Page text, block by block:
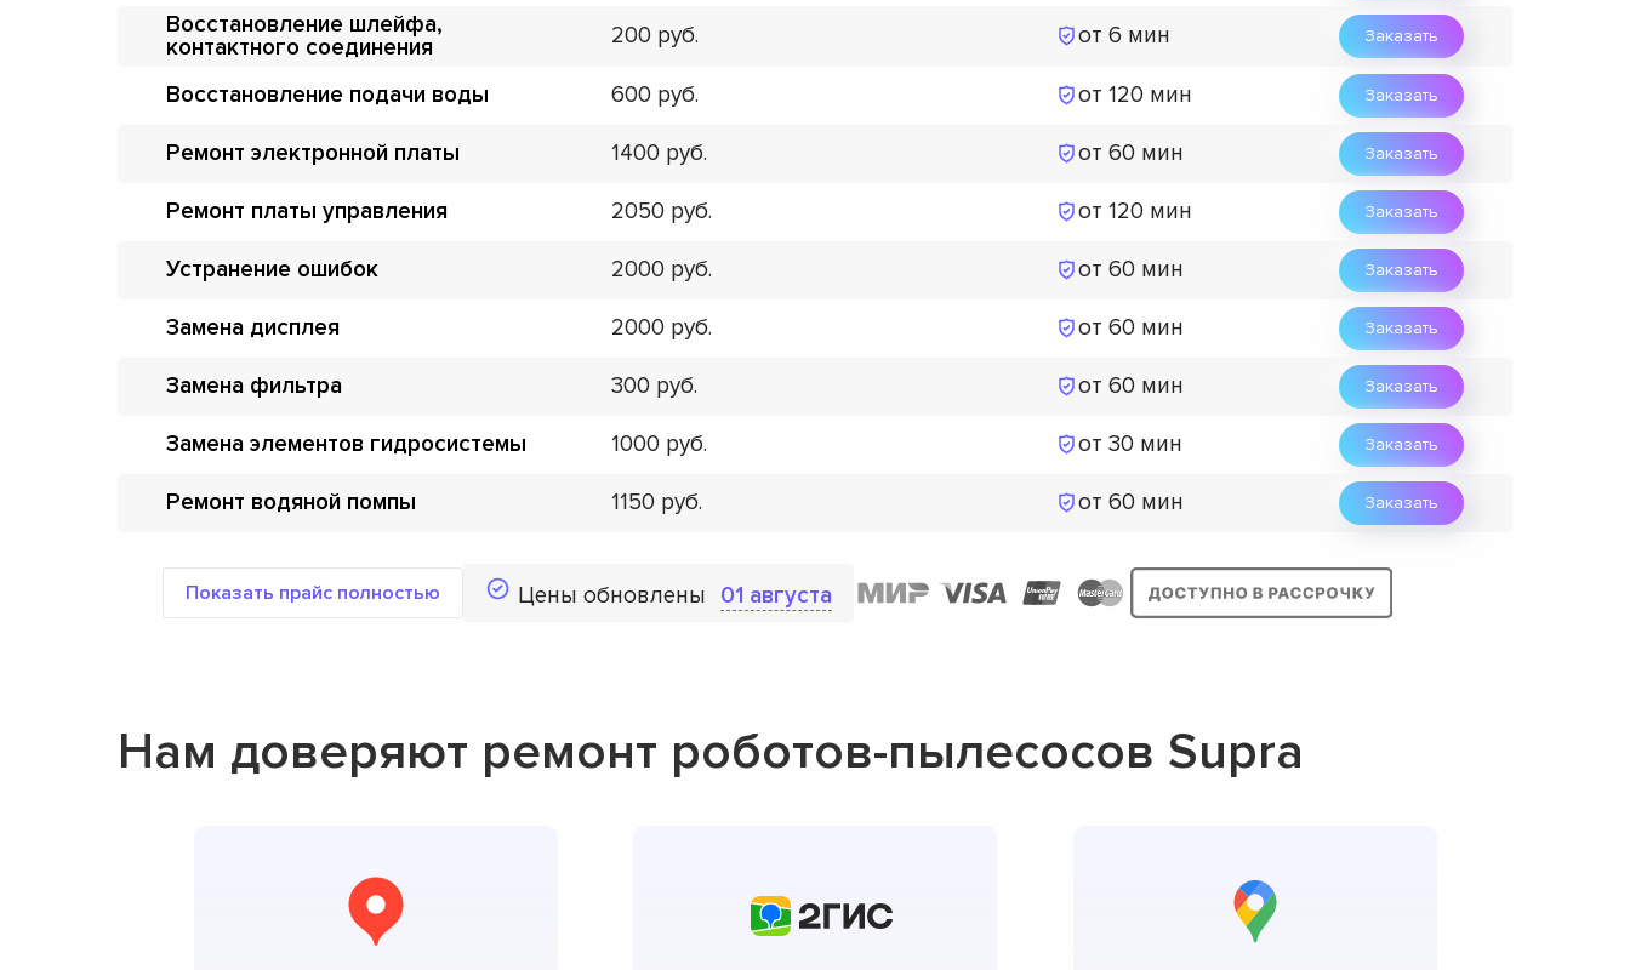
Восстановление шлейфа,
контактного соединения
200 от 6 мин Заказать
Восстановление подачи воды 600 от 120 мин Заказать
Ремонт электронной платы 1400 от 60 мин Заказать
Ремонт платы управления 2050 от 120 мин Заказать
Устранение ошибок 2000 от 60 мин Заказать
Замена дисплея 2000 от 60 мин Заказать
Замена фильтра 300 от 60 мин Заказать
Замена элементов гидросистемы 1000 от 30 мин Заказать
Ремонт водяной помпы 1150 от 60 мин Заказать
Показать прайс полностью Цены обновлены 01 августа
Нам доверяют ремонт роботов-пылесосов Supra